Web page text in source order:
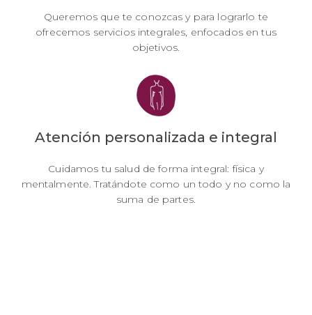
Queremos que te conozcas y para lograrlo te
ofrecemos servicios integrales, enfocados en tus
objetivos.
Atención personalizada e integral
Cuidamos tu salud de forma integral: física y
mentalmente. Tratándote como un todo y no como la
suma de partes.